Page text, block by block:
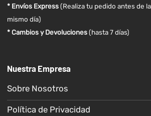
* Envíos Express(Realiza tu pedido antes de
mismo día)
* Cambios y Devoluciones (hasta 7 días)
Nuestra Empresa
Sobre Nosotros
Política de Privacidad